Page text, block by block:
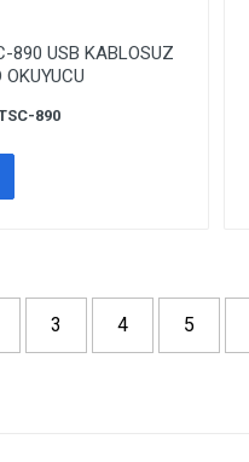
890 USB KABLOSUZ
OKUYUCU
890
3 4 5